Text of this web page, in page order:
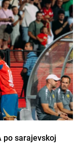
po sarajevskoj